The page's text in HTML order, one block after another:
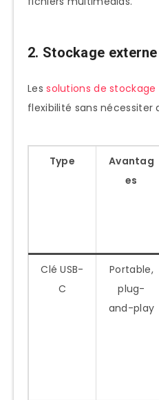
2. Stockage externe
Lessolutions de stockage
flexibilité sans nécessiter
Type
Avantag
es
Clé USB-
C
Portable,
plug-
and-play